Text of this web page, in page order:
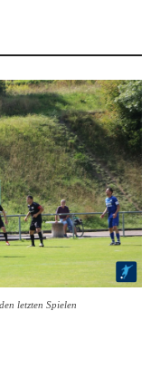
letzten Spielen